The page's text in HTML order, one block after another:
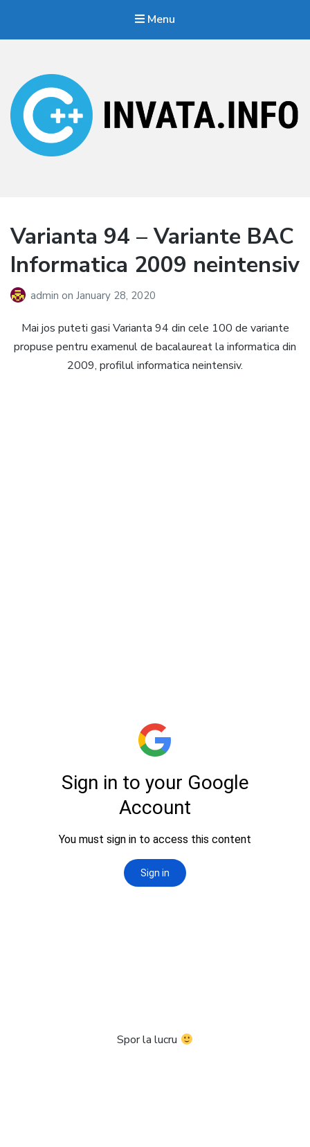
Menu
Varianta 94 – Variante BAC
Informatica 2009 neintensiv
admin on January 28, 2020
Mai jos puteti gasi Varianta 94 din cele 100 de variante
propuse pentru examenul de bacalaureat la informatica din
2009, profilul informatica neintensiv.
Spor la lucru